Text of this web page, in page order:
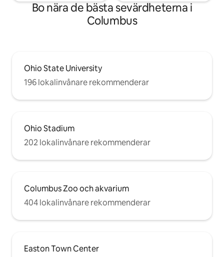
Bo nära de bästa sevärdheterna i
Columbus
Ohio State University
196 lokalinvånare rekommenderar
Ohio Stadium
202 lokalinvånare rekommenderar
Columbus Zoo och akvarium
404 lokalinvånare rekommenderar
Easton Town Center